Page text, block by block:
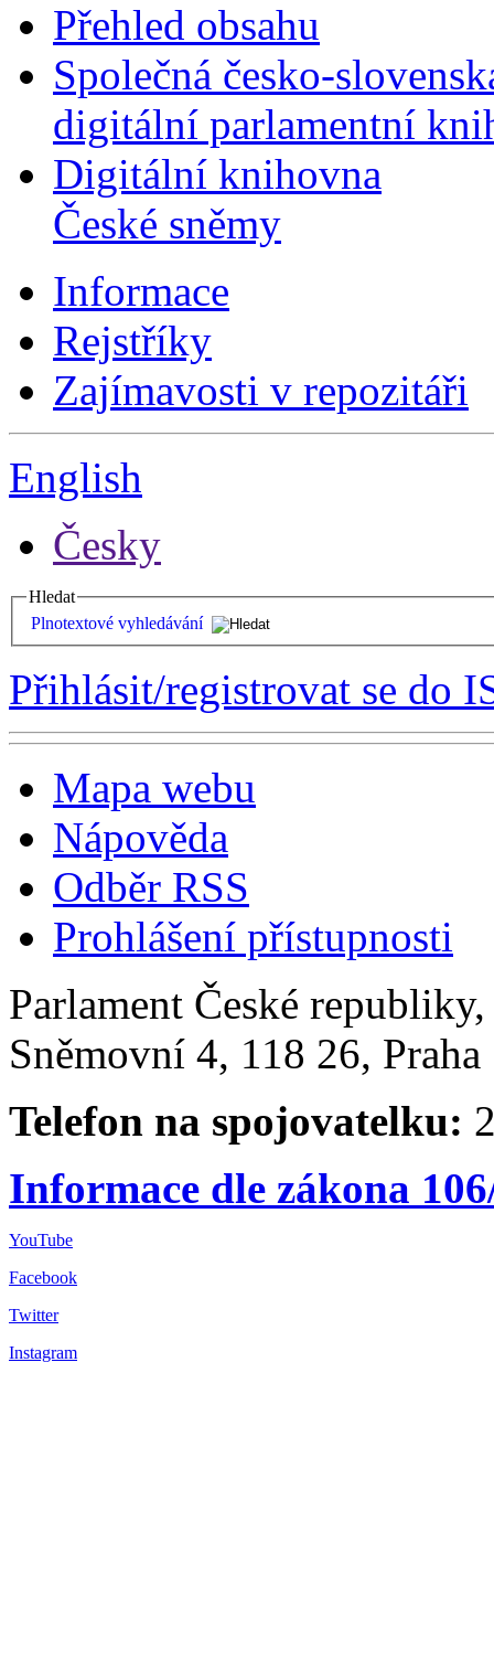
Přehled obsahu
Společná česko-
digitální parlamentní
Digitální knihovna
České sněmy
Informace
Rejstříky
Zajímavosti v repozitáři
English
Česky
Hledat
Plnotextové vyhledávání
Přihlásit/registrovat se do
Mapa webu
Nápověda
Odběr RSS
Prohlášení přístupnosti
Parlament České
Sněmovní 4, 118 26,
Telefon na spojovatelku:
Informace dle zákona
YouTube
Facebook
Twitter
Instagram